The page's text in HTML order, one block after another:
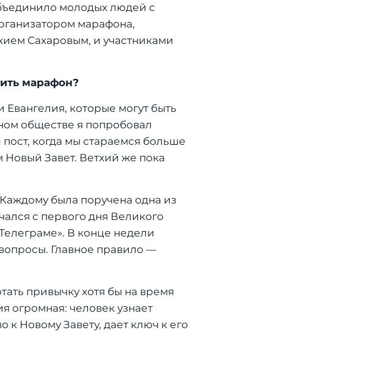
молодых людей с
марафона,
Сахаровым, и участниками
марафон?
которые могут быть
обществе я попробовал
когда мы стараемся больше
Завет. Ветхий же пока
была поручена одна из
с первого дня Великого
В конце недели
Главное правило —
привычку хотя бы на время
огромная: человек узнает
к Новому Завету, дает ключ к его